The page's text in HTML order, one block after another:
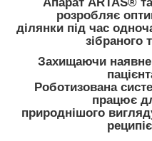
розробляє
ділянки під час
зібраного
Захищаючи наявне
Роботизована
працює
природнішого